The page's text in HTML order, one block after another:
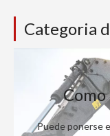
Categoria
Puede ponerse